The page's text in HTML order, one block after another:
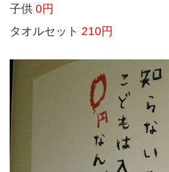
子供 0円
タオルセット 210円